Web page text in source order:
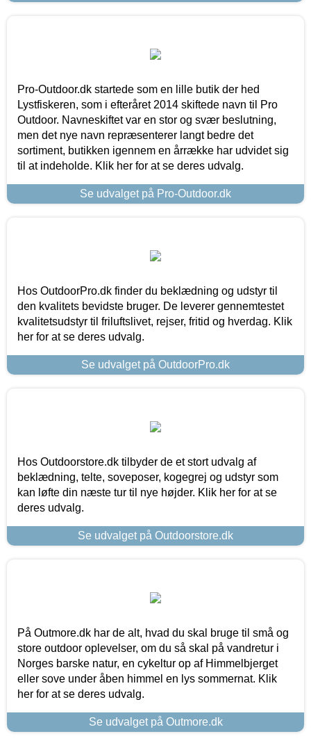
Pro-Outdoor.dk startede som en lille butik der hed
Lystfiskeren, som i efteråret 2014 skiftede navn til Pro
Outdoor. Navneskiftet var en stor og svær beslutning,
men det nye navn repræsenterer langt bedre det
sortiment, butikken igennem en årrække har udvidet sig
til at indeholde. Klik her for at se deres udvalg.
Se udvalget på Pro-Outdoor.dk
Hos OutdoorPro.dk finder du beklædning og udstyr til
den kvalitets bevidste bruger. De leverer gennemtestet
kvalitetsudstyr til friluftslivet, rejser, fritid og hverdag. Klik
her for at se deres udvalg.
Se udvalget på OutdoorPro.dk
Hos Outdoorstore.dk tilbyder de et stort udvalg af
beklædning, telte, soveposer, kogegrej og udstyr som
kan løfte din næste tur til nye højder. Klik her for at se
deres udvalg.
Se udvalget på Outdoorstore.dk
På Outmore.dk har de alt, hvad du skal bruge til små og
store outdoor oplevelser, om du så skal på vandretur i
Norges barske natur, en cykeltur op af Himmelbjerget
eller sove under åben himmel en lys sommernat. Klik
her for at se deres udvalg.
Se udvalget på Outmore.dk